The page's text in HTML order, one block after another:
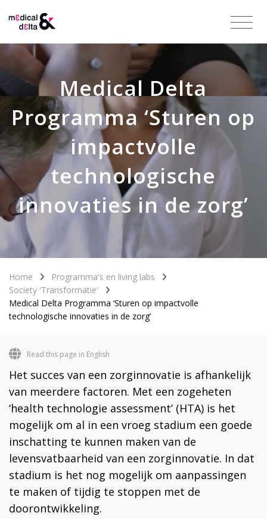
Medical Delta
Programma ‘Sturen op
impactvolle
technologische
innovaties in de zorg’
Home
Programma's en living labs
Society 'Transformatie'
Medical Delta Programma ‘Sturen op impactvolle
technologische innovaties in de zorg’
Read this page in English
Het succes van een zorginnovatie is afhankelijk
van meerdere factoren. Met een zogeheten
‘health technologie assessment’ (HTA) is het
mogelijk om al in een vroeg stadium een goede
inschatting te kunnen maken van de
levensvatbaarheid van een zorginnovatie. In dat
stadium is het nog mogelijk om aanpassingen
te maken of tijdig te stoppen met de
doorontwikkeling.